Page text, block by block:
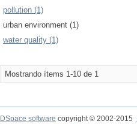
pollution (1)
urban environment (1)
water quality (1)
Mostrando ítems 1-10 de 1
DSpace software copyright © 2002-2015